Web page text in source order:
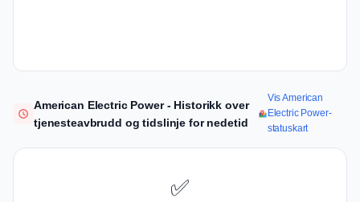
American Electric Power - Historikk over
tjenesteavbrudd og tidslinje for nedetid
Vis American
Electric Power-
statuskart
✅